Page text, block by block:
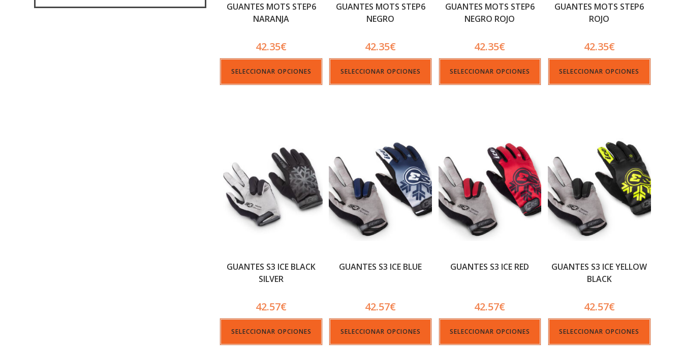
GUANTES MOTS STEP6
NARANJA
42.35€
SELECCIONAR OPCIONES
GUANTES MOTS STEP6
NEGRO
42.35€
SELECCIONAR OPCIONES
GUANTES MOTS STEP6
NEGRO ROJO
42.35€
SELECCIONAR OPCIONES
GUANTES MOTS STEP6
ROJO
42.35€
SELECCIONAR OPCIONES
GUANTES S3 ICE BLACK
SILVER
42.57€
SELECCIONAR OPCIONES
GUANTES S3 ICE BLUE
42.57€
SELECCIONAR OPCIONES
GUANTES S3 ICE RED
42.57€
SELECCIONAR OPCIONES
GUANTES S3 ICE YELLOW
BLACK
42.57€
SELECCIONAR OPCIONES